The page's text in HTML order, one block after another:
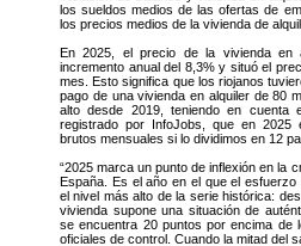
los sueldos medios de las ofertas de
los precios medios de la vivienda de
En 2025, el precio de la vivienda
incremento anual del 8,3% y situó el
mes. Esto significa que los riojanos
pago de una vivienda en alquiler de 80
alto desde 2019, teniendo en cuenta
registrado por InfoJobs, que en 2025
brutos mensuales si lo dividimos en 12
“2025 marca un punto de inflexión en la
España. Es el año en el que el
el nivel más alto de la serie histórica:
vivienda supone una situación de
se encuentra 20 puntos por encima de
oficiales de control. Cuando la mitad del